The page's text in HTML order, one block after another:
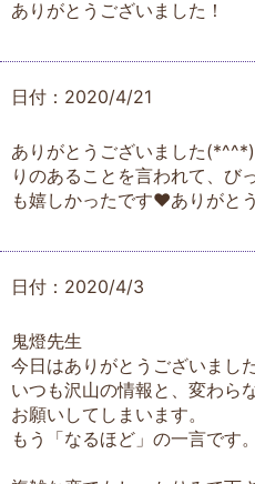
ありがとうございました！
日付：2020/4/21
ありがとうございました
りのあることを言われて、び
も嬉しかったです♥️ありがと
日付：2020/4/3
鬼燈先生
今日はありがとうございました
いつも沢山の情報と、変わら
お願いしてしまいます。
もう「なるほど」の一言です。